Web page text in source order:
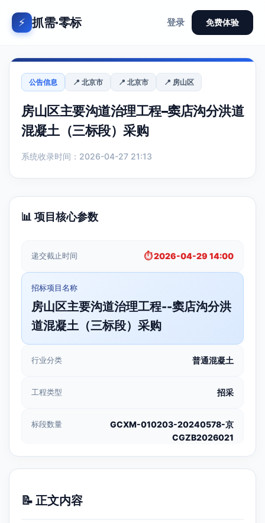
⚡ 抓需·零标 登录 免费体验
公告信息 📍 北京市 📍 北京市 📍 房山区
房山区主要沟道治理工程–窦店沟分洪道
混凝土（三标段）采购
系统收录时间：2026-04-27 21:13
📊 项目核心参数
递交截止时间 ⏱️ 2026-04-29 14:00
招标项目名称
房山区主要沟道治理工程--窦店沟分洪
道混凝土（三标段）采购
行业分类 普通混凝土
工程类型 招采
标段数量
GCXM-010203-20240578-京
CGZB2026021
📝 正文内容